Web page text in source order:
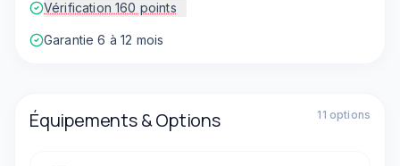
Vérification 160 points
Garantie 6 à 12 mois
Équipements & Options 11 options